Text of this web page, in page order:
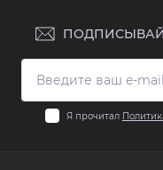
Я прочитал